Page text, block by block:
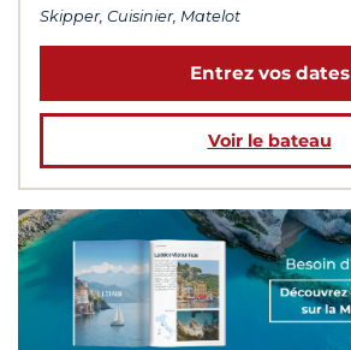
Skipper, Cuisinier, Matelot
Entrez vos dates
Voir le bateau